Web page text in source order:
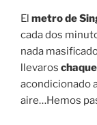
El metro de
cada dos
nada
llevaros
acondicionado
aire…Hemos